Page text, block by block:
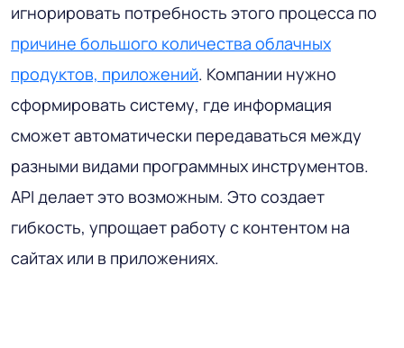
игнорировать потребность этого процесса по
причине большого количества облачных
продуктов, приложений. Компании нужно
сформировать систему, где информация
сможет автоматически передаваться между
разными видами программных инструментов.
API делает это возможным. Это создает
гибкость, упрощает работу с контентом на
сайтах или в приложениях.